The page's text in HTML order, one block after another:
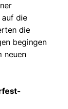
die
die
begingen
neuen